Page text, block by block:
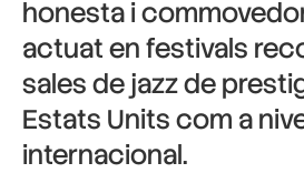
honesta i
actuat en festivals
sales de jazz de
Estats Units com a
internacional.